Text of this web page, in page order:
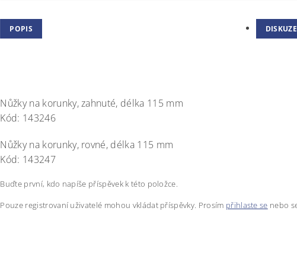
POPIS DISKUZE
Nůžky na korunky, zahnuté, délka 115 mm
Kód: 143246
Nůžky na korunky, rovné, délka 115 mm
Kód: 143247
Buďte první, kdo napíše příspěvek k této položce.
Pouze registrovaní uživatelé mohou vkládat příspěvky. Prosím přihlaste se nebo